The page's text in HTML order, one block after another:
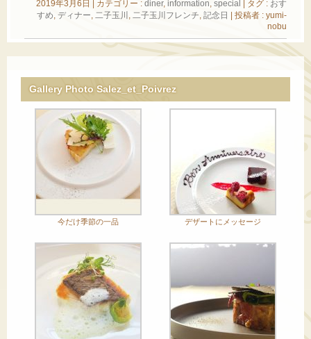
2019年3月6日 カテゴリー : diner, information, special タグ : おす
すめ, ディナー, 二子玉川 , 二子玉川フレンチ, 記念日
投稿者 : yumi-
nobu
Gallery Photo Salez_et_Poivrez
今だけ季節の一品 デザートにメッセージ